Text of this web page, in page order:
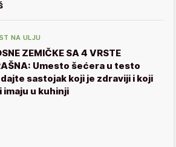
NA ULJU
ZEMIČKE SA 4 VRSTE
Umesto šećera u testo
sastojak koji je zdraviji i koji
imaju u kuhinji